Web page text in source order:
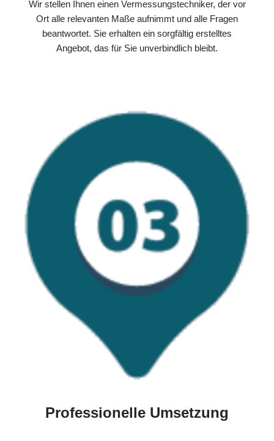
Wir stellen Ihnen einen Vermessungstechniker, der vor
Ort alle relevanten Maße aufnimmt und alle Fragen
beantwortet. Sie erhalten ein sorgfältig erstelltes
Angebot, das für Sie unverbindlich bleibt.
Professionelle Umsetzung